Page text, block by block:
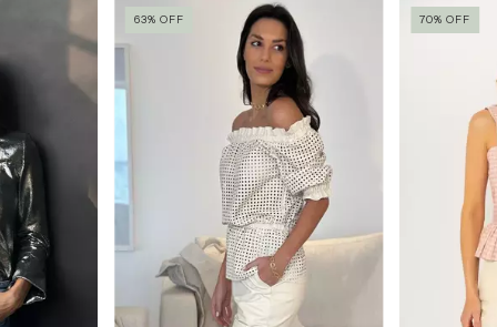
63% OFF 70%OFF